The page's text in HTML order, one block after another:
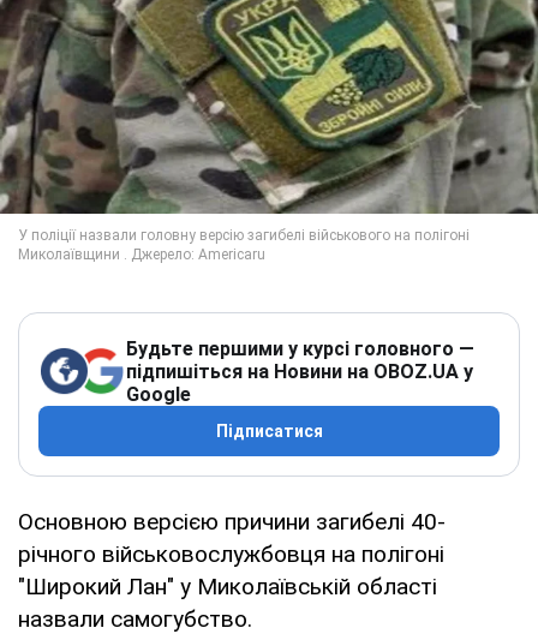
Будьте першими у курсі головного —
підпишіться на Новини на OBOZ.UA у
Google
Підписатися
Основною версією причини загибелі 40-
річного військовослужбовця на полігоні
"Широкий Лан" у Миколаївській області
назвали самогубство.